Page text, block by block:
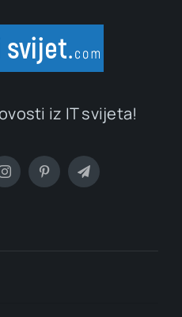
iz IT svijeta!